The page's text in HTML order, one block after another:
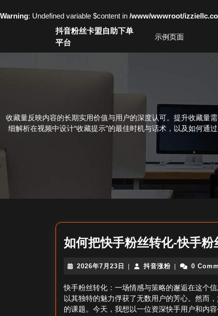
Warning: Undefined variable $content in /www/wwwroot/
抖音粉丝卡盟自助下单
平台
示例页面
收藏量反映内容的长期实用价值与用户的深度认可。提升收藏量
细解析在视频中设计“收藏提示”的最佳时机与话术，以及如何通
如何把快手粉丝转化-快手粉
2026年7月23日
2026
7
月
23
日
抖音涨粉抖
涨
粉
0
快手粉丝转化：一场情感与策略的邂逅在这个
以其独特的魅力俘获了无数用户的芳心。然而
的课题。今天，我想以一位资深快手用户和内